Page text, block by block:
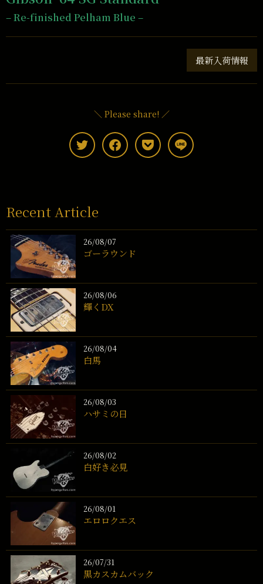
– Re-finished Pelham Blue –
最新入荷情報
＼ Please share! ／
Recent Article
26/08/07
ゴーラウンド
26/08/06
輝くDX
26/08/04
白馬
26/08/03
ハサミの日
26/08/02
白好き必見
26/08/01
エロロクエス
26/07/31
黒カスカムバック